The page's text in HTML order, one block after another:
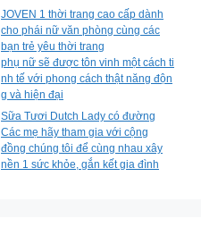
JOVEN 1 thời trang cao cấp dành
cho phái nữ văn phòng cùng các
bạn trẻ yêu thời trang
phụ nữ sẽ được tôn vinh một cách ti
nh tế với phong cách thật năng độn
g và hiện đại
Sữa Tươi Dutch Lady có đường
Các mẹ hãy tham gia với cộng
đồng chúng tôi để cùng nhau xây
nền 1 sức khỏe, gắn kết gia đình